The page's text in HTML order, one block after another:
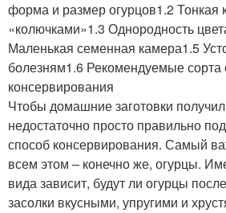
форма и размер огурцов1.2 Тонкая
«колючками»1.3 Однородность
Маленькая семенная камера1.5
болезням1.6 Рекомендуемые сорта
консервирования
Чтобы домашние заготовки
недостаточно просто правильно
способ консервирования. Самый
всем этом – конечно же, огурцы.
вида зависит, будут ли огурцы
засолки вкусными, упругими и